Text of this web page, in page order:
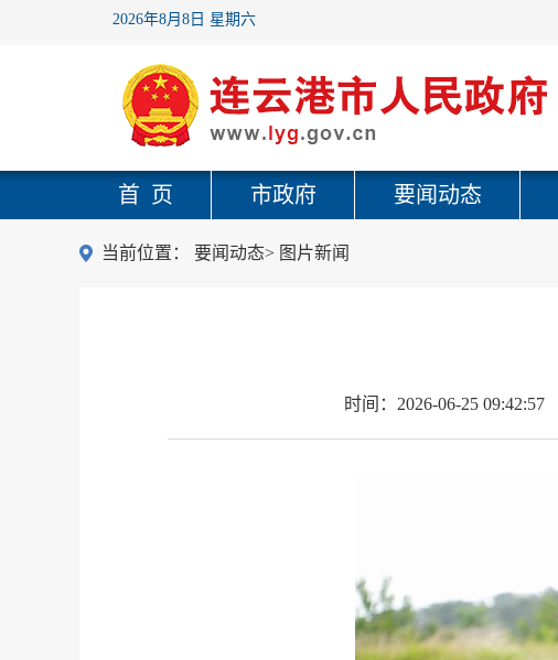
2026年8月8日 星期六
首 页 市政府 要闻动态
当前位置： 要闻动态> 图片新闻
时间： 2026-06-25 09:42:57